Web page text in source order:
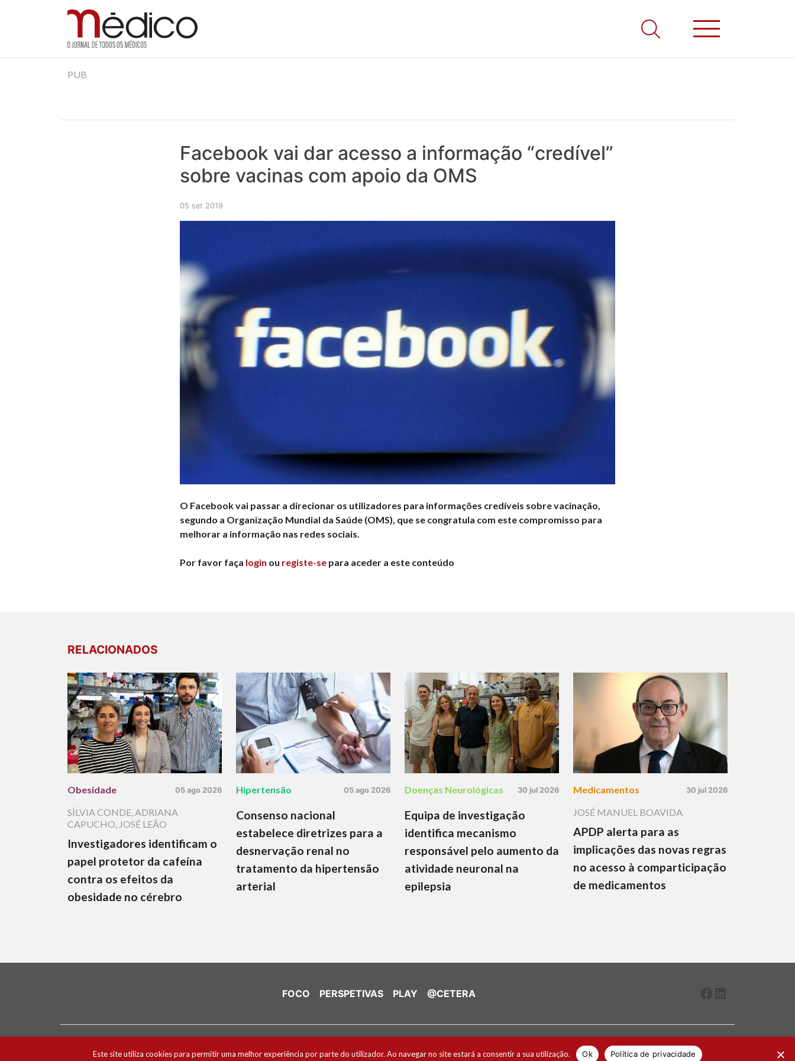
Jornal Médico
Médico – O Jornal de Todos os Médicos. Onde as notícias realmente contam! Tudo o que se passa na Saúde!
PUB
Facebook vai dar acesso a informação “credível”
sobre vacinas com apoio da OMS
05 set 2019
O Facebook vai passar a direcionar os utilizadores para informações credíveis sobre vacinação,
segundo a Organização Mundial da Saúde (OMS), que se congratula com este compromisso para
melhorar a informação nas redes sociais.
Por favor faça login ou registe-se para aceder a este conteúdo
RELACIONADOS
Obesidade 05 ago 2026
SÍLVIA CONDE,ADRIANA
CAPUCHO, JOSÉ LEÃO
Investigadores identificam o
papel protetor da cafeína
contra os efeitos da
obesidade no cérebro
Hipertensão 05 ago 2026
Consenso nacional
estabelece diretrizes para a
desnervação renal no
tratamento da hipertensão
arterial
Doenças Neurológicas 30 jul 2026
Equipa de investigação
identifica mecanismo
responsável pelo aumento da
atividade neuronal na
epilepsia
Medicamentos 30 jul 2026
JOSÉ MANUEL BOAVIDA
APDP alerta para as
implicações das novas regras
no acesso à comparticipação
de medicamentos
FOCO PERSPETIVAS PLAY @CETERA
Este site utiliza cookies para permitir uma melhor experiência por parte do utilizador. Ao navegar no site estará a consentir a sua utilização. Ok Política de privacidade